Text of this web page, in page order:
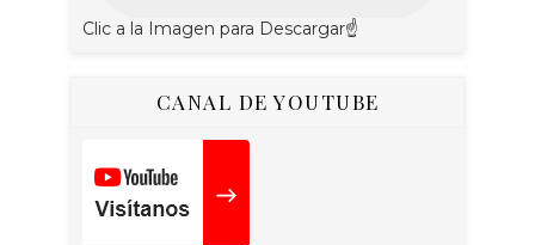
Clic a la Imagen para Descargar☝
CANAL DE YOUTUBE